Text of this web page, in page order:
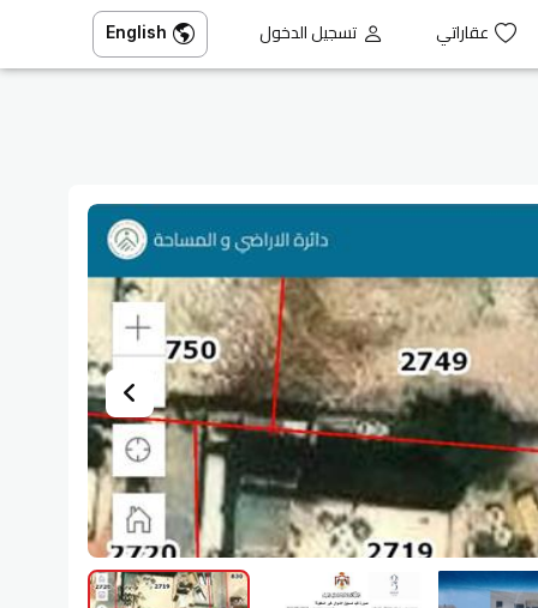
عقاراتي تسجيل الدخول English